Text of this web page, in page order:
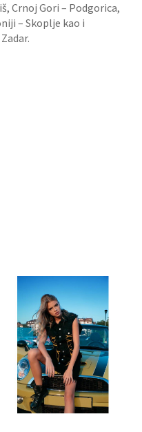
Crnoj Gori – Podgorica,
– Skoplje kao i